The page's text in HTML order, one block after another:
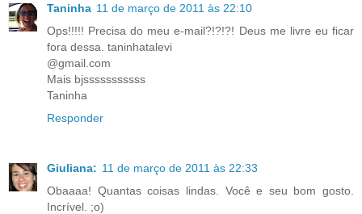
Taninha 11 de março de 2011 às 22:10
Ops!!!!! Precisa do meu e-mail?!?!?! Deus me livre eu ficar
fora dessa. taninhatalevi
@gmail.com
Mais bjsssssssssss
Taninha
Responder
Giuliana: 11 de março de 2011 às 22:33
Obaaaa! Quantas coisas lindas. Você e seu bom gosto.
Incrível. ;o)